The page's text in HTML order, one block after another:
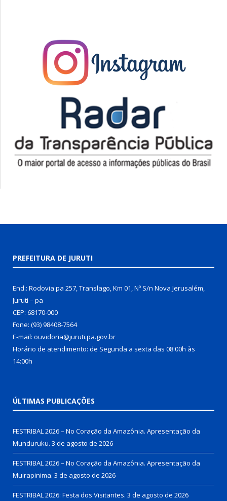
PREFEITURA DE JURUTI
End.: Rodovia pa 257, Translago, Km 01, Nº S/n Nova Jerusalém,
Juruti – pa
CEP: 68170-000
Fone: (93) 98408-7564
E-mail: ouvidoria@juruti.pa.gov.br
Horário de atendimento: de Segunda a sexta das 08:00h às
14:00h
ÚLTIMAS PUBLICAÇÕES
FESTRIBAL 2026 – No Coração da Amazônia. Apresentação da
Munduruku. 3 de agosto de 2026
FESTRIBAL 2026 – No Coração da Amazônia. Apresentação da
Muirapinima. 3 de agosto de 2026
FESTRIBAL 2026: Festa dos Visitantes. 3 de agosto de 2026